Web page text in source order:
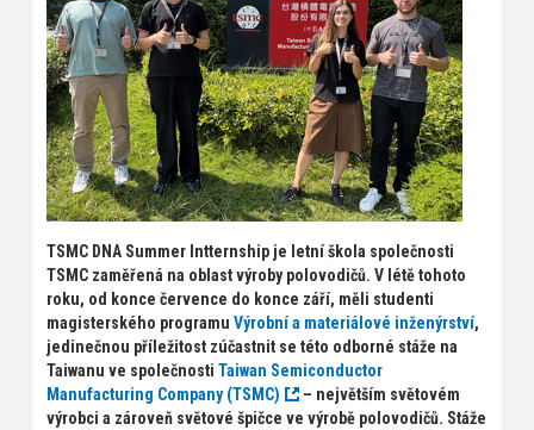
TSMC DNA Summer Intternship je letní škola společnosti
TSMC zaměřená na oblast výroby polovodičů. V létě tohoto
roku, od konce července do konce září, měli studenti
magisterského programu Výrobní a materiálové inženýrství,
jedinečnou příležitost zúčastnit se této odborné stáže na
Taiwanu ve společnosti Taiwan Semiconductor
Manufacturing Company (TSMC)
– největším světovém
výrobci a zároveň světové špičce ve výrobě polovodičů. Stáže